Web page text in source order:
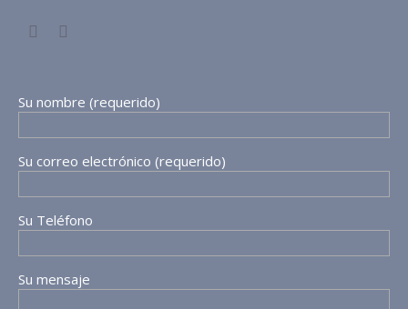
Su nombre (requerido)
Su correo electrónico (requerido)
Su Teléfono
Su mensaje